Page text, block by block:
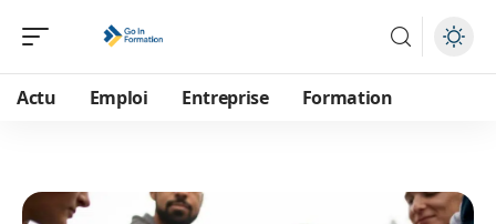
Actu Emploi Entreprise Formation